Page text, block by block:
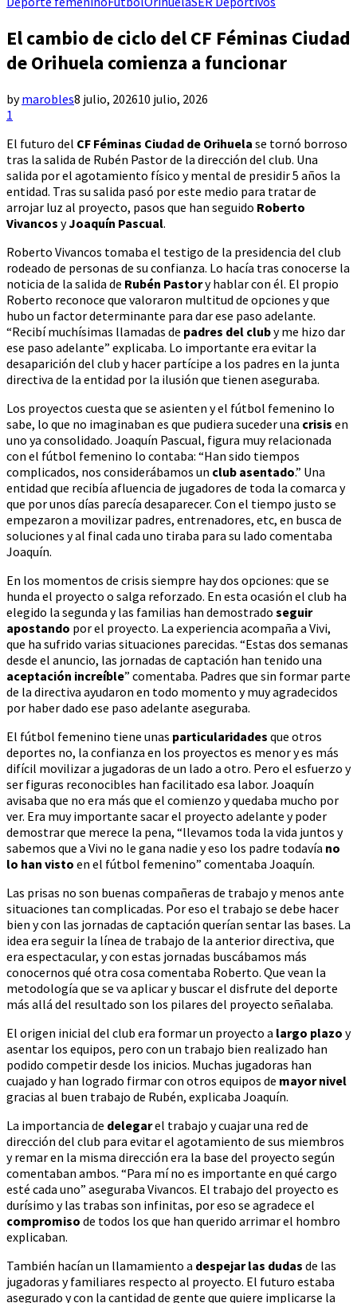
El cambio de ciclo del CF Féminas Ciudad
de Orihuela comienza a funcionar
bymarobles8 julio, 202610 julio, 2026
1
El futuro del CF Féminas Ciudad de Orihuela se tornó borroso
tras la salida de Rubén Pastor de la dirección del club. Una
salida por el agotamiento físico y mental de presidir 5 años la
entidad. Tras su salida pasó por este medio para tratar de
arrojar luz al proyecto, pasos que han seguido Roberto
Vivancos yJoaquín Pascual.
Roberto Vivancos tomaba el testigo de la presidencia del club
rodeado de personas de su confianza. Lo hacía tras conocerse la
noticia de la salida de Rubén Pastory hablar con él. El propio
Roberto reconoce que valoraron multitud de opciones y que
hubo un factor determinante para dar ese paso adelante.
“Recibí muchísimas llamadas de padres del cluby me hizo dar
ese paso adelante” explicaba. Lo importante era evitar la
desaparición del club y hacer partícipe a los padres en la junta
directiva de la entidad por la ilusión que tienen aseguraba.
Los proyectos cuesta que se asienten y el fútbol femenino lo
sabe, lo que no imaginaban es que pudiera suceder una crisis en
uno ya consolidado. Joaquín Pascual, figura muy relacionada
con el fútbol femenino lo contaba: “Han sido tiempos
complicados, nos considerábamos un club asentado.” Una
entidad que recibía afluencia de jugadores de toda la comarca y
que por unos días parecía desaparecer. Con el tiempo justo se
empezaron a movilizar padres, entrenadores, etc, en busca de
soluciones y al final cada uno tiraba para su lado comentaba
Joaquín.
En los momentos de crisis siempre hay dos opciones: que se
hunda el proyecto o salga reforzado. En esta ocasión el club ha
elegido la segunda y las familias han demostrado seguir
apostando por el proyecto. La experiencia acompaña a Vivi,
que ha sufrido varias situaciones parecidas. “Estas dos semanas
desde el anuncio, las jornadas de captación han tenido una
aceptación increíble” comentaba. Padres que sin formar parte
de la directiva ayudaron en todo momento y muy agradecidos
por haber dado ese paso adelante aseguraba.
El fútbol femenino tiene unas particularidades que otros
deportes no, la confianza en los proyectos es menor y es más
difícil movilizar a jugadoras de un lado a otro. Pero el esfuerzo y
ser figuras reconocibles han facilitado esa labor. Joaquín
avisaba que no era más que el comienzo y quedaba mucho por
ver. Era muy importante sacar el proyecto adelante y poder
demostrar que merece la pena, “llevamos toda la vida juntos y
sabemos que a Vivi no le gana nadie y eso los padre todavía no
lo han visto en el fútbol femenino” comentaba Joaquín.
Las prisas no son buenas compañeras de trabajo y menos ante
situaciones tan complicadas. Por eso el trabajo se debe hacer
bien y con las jornadas de captación querían sentar las bases. La
idea era seguir la línea de trabajo de la anterior directiva, que
era espectacular, y con estas jornadas buscábamos más
conocernos qué otra cosa comentaba Roberto. Que vean la
metodología que se va aplicar y buscar el disfrute del deporte
más allá del resultado son los pilares del proyecto señalaba.
El origen inicial del club era formar un proyecto a largo plazo y
asentar los equipos, pero con un trabajo bien realizado han
podido competir desde los inicios. Muchas jugadoras han
cuajado y han logrado firmar con otros equipos de mayor nivel
gracias al buen trabajo de Rubén, explicaba Joaquín.
La importancia de delegarel trabajo y cuajar una red de
dirección del club para evitar el agotamiento de sus miembros
y remar en la misma dirección era la base del proyecto según
comentaban ambos. “Para mí no es importante en qué cargo
esté cada uno” aseguraba Vivancos. El trabajo del proyecto es
durísimo y las trabas son infinitas, por eso se agradece el
compromiso de todos los que han querido arrimar el hombro
explicaban.
También hacían un llamamiento a despejar las dudas de las
jugadoras y familiares respecto al proyecto. El futuro estaba
asegurado y con la cantidad de gente que quiere implicarse la